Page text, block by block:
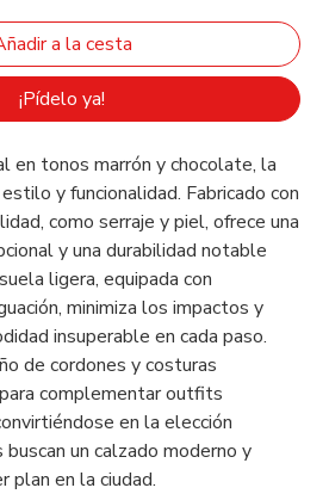
¡Pídelo ya!
en tonos marrón y chocolate, la
y funcionalidad. Fabricado con
como serraje y piel, ofrece una
y una durabilidad notable
ligera, equipada con
minimiza los impactos y
insuperable en cada paso.
de cordones y costuras
complementar outfits
en la elección
un calzado moderno y
plan en la ciudad.